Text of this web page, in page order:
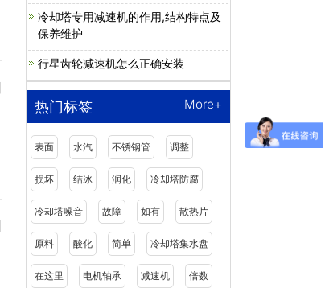
冷却塔专用减速机的作用,结构特点及
保养维护
行星齿轮减速机怎么正确安装
热门标签 More+
表面 水汽 不锈钢管 调整
损坏 结冰 润化 冷却塔防腐
冷却塔噪音 故障 如有 散热片
原料 酸化 简单 冷却塔集水盘
在这里 电机轴承 减速机 倍数